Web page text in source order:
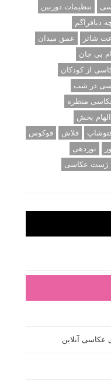
تنظیمات دوربین
دیافراگم
شاتر
عمق میدان
بی جان
از کودکان
در شب
منظره
بخش
فلاش
فوکوس
نوردهی
ژست عکاسی
عکاسی آنلاین